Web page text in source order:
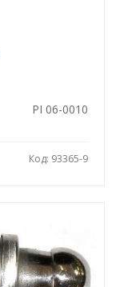
PI 06-0010
Код: 93365-9